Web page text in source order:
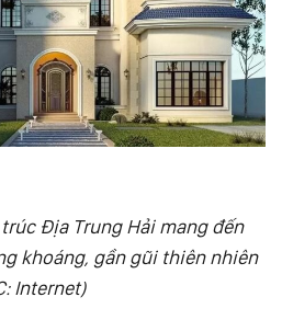
Địa Trung Hải mang đến
khoáng, gần gũi thiên nhiên
Internet)